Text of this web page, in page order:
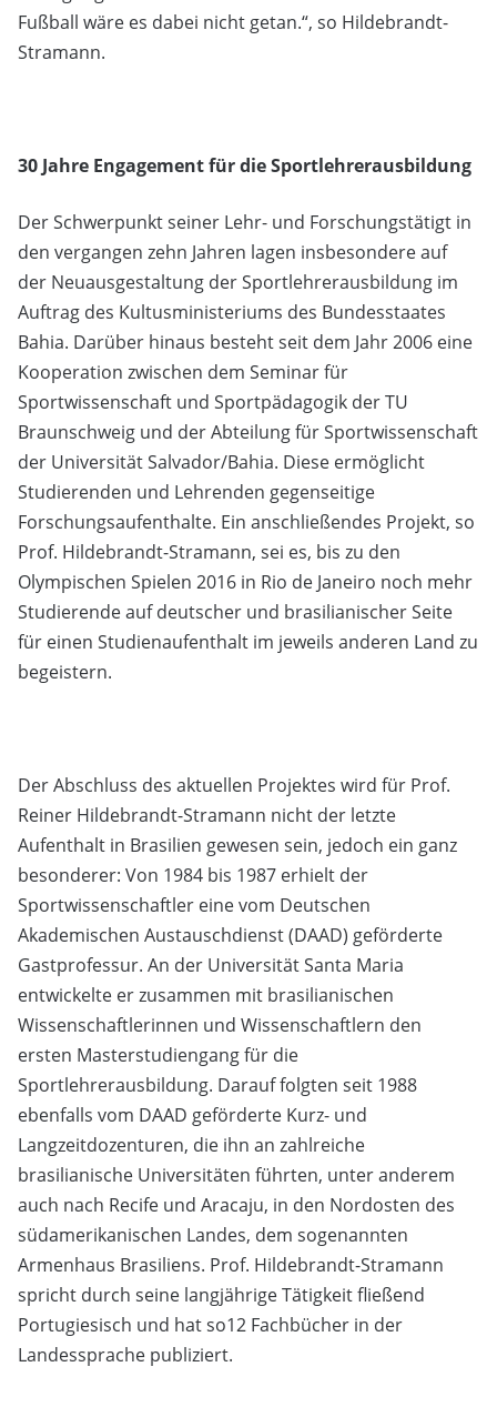
Fußball wäre es dabei nicht getan.“, so Hildebrandt-
Stramann.
30 Jahre Engagement für die Sportlehrerausbildung
Der Schwerpunkt seiner Lehr- und Forschungstätigt in
den vergangen zehn Jahren lagen insbesondere auf
der Neuausgestaltung der Sportlehrerausbildung im
Auftrag des Kultusministeriums des Bundesstaates
Bahia. Darüber hinaus besteht seit dem Jahr 2006 eine
Kooperation zwischen dem Seminar für
Sportwissenschaft und Sportpädagogik der TU
Braunschweig und der Abteilung für Sportwissenschaft
der Universität Salvador/Bahia. Diese ermöglicht
Studierenden und Lehrenden gegenseitige
Forschungsaufenthalte. Ein anschließendes Projekt, so
Prof. Hildebrandt-Stramann, sei es, bis zu den
Olympischen Spielen 2016 in Rio de Janeiro noch mehr
Studierende auf deutscher und brasilianischer Seite
für einen Studienaufenthalt im jeweils anderen Land zu
begeistern.
Der Abschluss des aktuellen Projektes wird für Prof.
Reiner Hildebrandt-Stramann nicht der letzte
Aufenthalt in Brasilien gewesen sein, jedoch ein ganz
besonderer: Von 1984 bis 1987 erhielt der
Sportwissenschaftler eine vom Deutschen
Akademischen Austauschdienst (DAAD) geförderte
Gastprofessur. An der Universität Santa Maria
entwickelte er zusammen mit brasilianischen
Wissenschaftlerinnen und Wissenschaftlern den
ersten Masterstudiengang für die
Sportlehrerausbildung. Darauf folgten seit 1988
ebenfalls vom DAAD geförderte Kurz- und
Langzeitdozenturen, die ihn an zahlreiche
brasilianische Universitäten führten, unter anderem
auch nach Recife und Aracaju, in den Nordosten des
südamerikanischen Landes, dem sogenannten
Armenhaus Brasiliens. Prof. Hildebrandt-Stramann
spricht durch seine langjährige Tätigkeit fließend
Portugiesisch und hat so12 Fachbücher in der
Landessprache publiziert.